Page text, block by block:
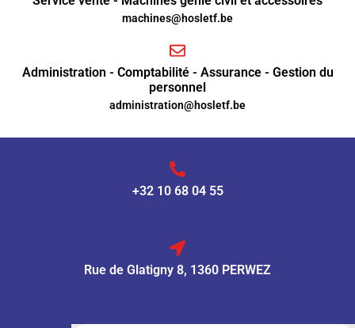
machines@hosletf.be
Administration - Comptabilité - Assurance - Gestion du
personnel
administration@hosletf.be
+32 10 68 04 55
Rue de Glatigny 8, 1360 PERWEZ